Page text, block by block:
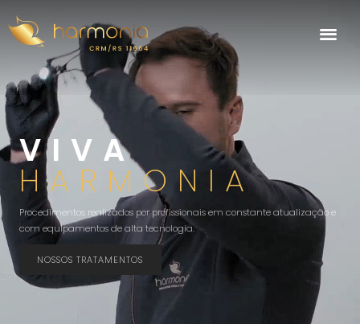
VIVA
HARMONIA
Procedimentos realizados por profissionais em constante atualização e
com equipamentos de alta tecnologia.
NOSSOS TRATAMENTOS